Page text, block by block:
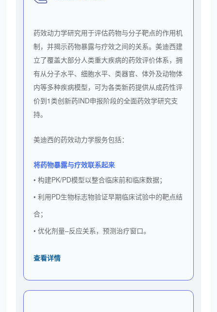
药效动力学研究用于评估药物与分子靶点的作用机
制，并揭示药物暴露与疗效之间的关系。美迪西建
立了覆盖大部分人类重大疾病的药效评价体系，拥
有从分子水平、细胞水平、类器官、体外及动物体
内等多种疾病模型，可为各类新药提供从成药性评
价到1类创新药IND申报阶段的全面药效学研究支
持。
美迪西的药效动力学服务包括：
将药物暴露与疗效联系起来
• 构建PK/PD模型以整合临床前和临床数据；
• 利用PD生物标志物验证早期临床试验中的靶点结
合；
• 优化剂量–反应关系，预测治疗窗口。
查看详情